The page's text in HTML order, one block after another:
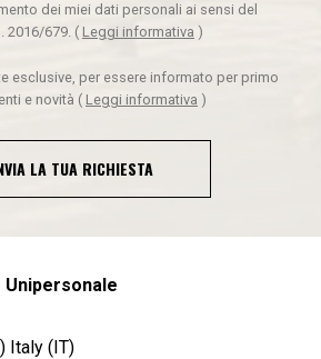
dei miei dati personali ai sensi del
2016/679. ( Leggi informativa )
esclusive, per essere informato per primo
e novità ( Leggi informativa )
LA TUA RICHIESTA
Unipersonale
Italy (IT)